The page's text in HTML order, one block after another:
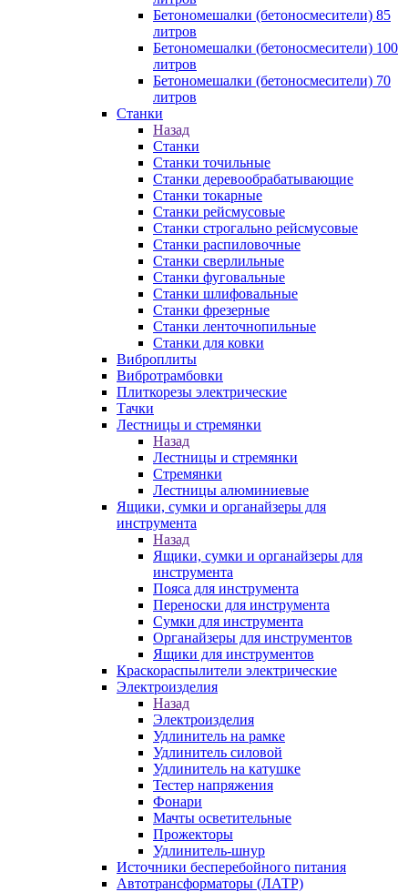
Бетономешалки (бетоносмесители) 85
литров
Бетономешалки (бетоносмесители) 100
литров
Бетономешалки (бетоносмесители) 70
литров
Станки
Назад
Станки
Станки точильные
Станки деревообрабатывающие
Станки токарные
Станки рейсмусовые
Станки строгально рейсмусовые
Станки распиловочные
Станки сверлильные
Станки фуговальные
Станки шлифовальные
Станки фрезерные
Станки ленточнопильные
Станки для ковки
Виброплиты
Вибротрамбовки
Плиткорезы электрические
Тачки
Лестницы и стремянки
Назад
Лестницы и стремянки
Стремянки
Лестницы алюминиевые
Ящики, сумки и органайзеры для
инструмента
Назад
Ящики, сумки и органайзеры для
инструмента
Пояса для инструмента
Переноски для инструмента
Сумки для инструмента
Органайзеры для инструментов
Ящики для инструментов
Краскораспылители электрические
Электроизделия
Назад
Электроизделия
Удлинитель на рамке
Удлинитель силовой
Удлинитель на катушке
Тестер напряжения
Фонари
Мачты осветительные
Прожекторы
Удлинитель-шнур
Источники бесперебойного питания
Автотрансформаторы (ЛАТР)